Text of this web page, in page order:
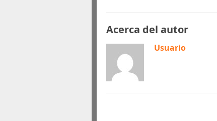
Acerca del autor
Usuario